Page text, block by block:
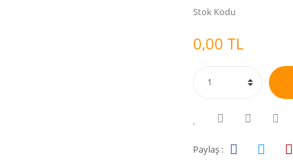
Stok Kodu
0,00 TL
Paylaş :